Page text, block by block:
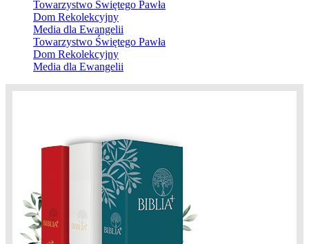
Towarzystwo Świętego Pawła
Dom Rekolekcyjny
Media dla Ewangelii
Towarzystwo Świętego Pawła
Dom Rekolekcyjny
Media dla Ewangelii